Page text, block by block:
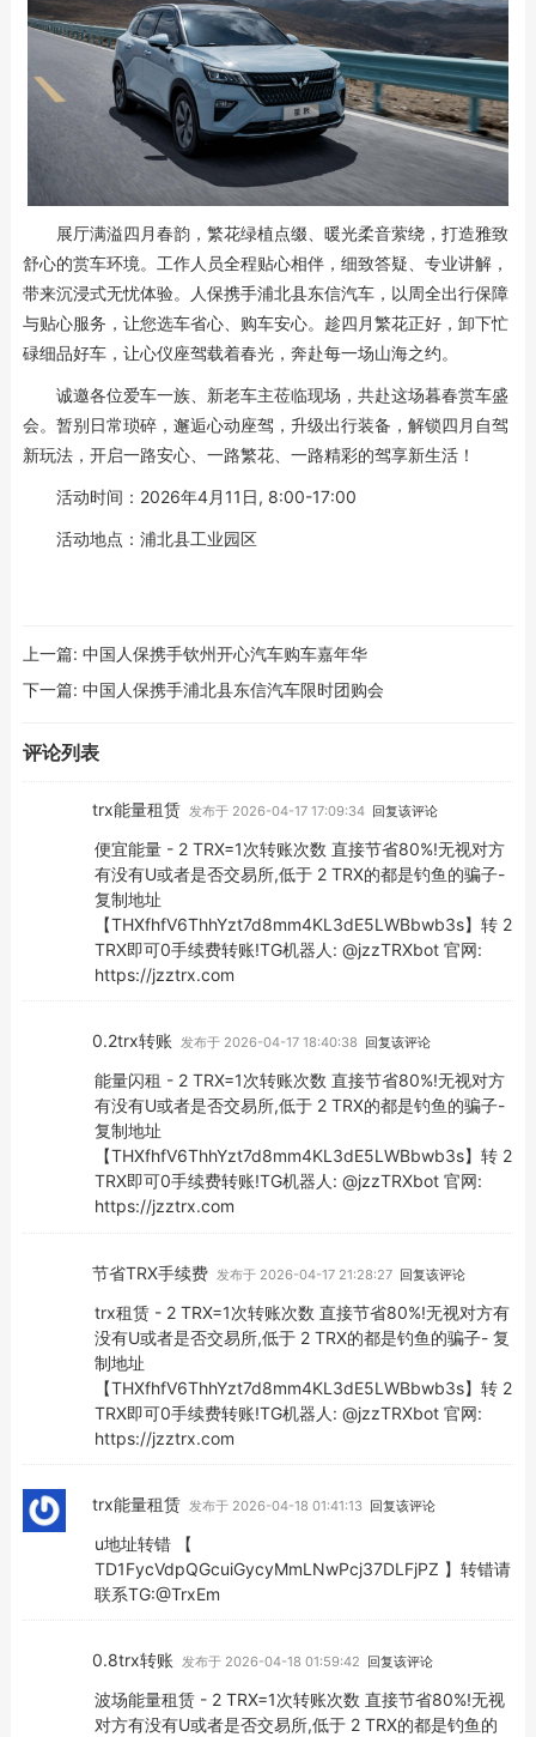
展厅满溢四月春韵，繁花绿植点缀、暖光柔音萦绕，打造雅致
舒心的赏车环境。工作人员全程贴心相伴，细致答疑、专业讲解，
带来沉浸式无忧体验。人保携手浦北县东信汽车，以周全出行保障
与贴心服务，让您选车省心、购车安心。趁四月繁花正好，卸下忙
碌细品好车，让心仪座驾载着春光，奔赴每一场山海之约。
诚邀各位爱车一族、新老车主莅临现场，共赴这场暮春赏车盛
会。暂别日常琐碎，邂逅心动座驾，升级出行装备，解锁四月自驾
新玩法，开启一路安心、一路繁花、一路精彩的驾享新生活！
活动时间：2026年4月11日, 8:00-17:00
活动地点：浦北县工业园区
上一篇: 中国人保携手钦州开心汽车购车嘉年华
下一篇: 中国人保携手浦北县东信汽车限时团购会
评论列表
trx能量租赁 发布于 2026-04-17 17:09:34 回复该评论
便宜能量 - 2 TRX=1次转账次数 直接节省80%!无视对方
有没有U或者是否交易所,低于 2 TRX的都是钓鱼的骗子-
复制地址
【THXfhfV6ThhYzt7d8mm4KL3dE5LWBbwb3s】转 2
TRX即可0手续费转账!TG机器人: @jzzTRXbot 官网:
https://jzztrx.com
0.2trx转账 发布于 2026-04-17 18:40:38 回复该评论
能量闪租 - 2 TRX=1次转账次数 直接节省80%!无视对方
有没有U或者是否交易所,低于 2 TRX的都是钓鱼的骗子-
复制地址
【THXfhfV6ThhYzt7d8mm4KL3dE5LWBbwb3s】转 2
TRX即可0手续费转账!TG机器人: @jzzTRXbot 官网:
https://jzztrx.com
节省TRX手续费 发布于 2026-04-17 21:28:27 回复该评论
trx租赁 - 2 TRX=1次转账次数 直接节省80%!无视对方有
没有U或者是否交易所,低于 2 TRX的都是钓鱼的骗子- 复
制地址
【THXfhfV6ThhYzt7d8mm4KL3dE5LWBbwb3s】转 2
TRX即可0手续费转账!TG机器人: @jzzTRXbot 官网:
https://jzztrx.com
trx能量租赁 发布于 2026-04-18 01:41:13 回复该评论
u地址转错 【
TD1FycVdpQGcuiGycyMmLNwPcj37DLFjPZ 】转错请
联系TG:@TrxEm
0.8trx转账 发布于 2026-04-18 01:59:42 回复该评论
波场能量租赁 - 2 TRX=1次转账次数 直接节省80%!无视
对方有没有U或者是否交易所,低于 2 TRX的都是钓鱼的